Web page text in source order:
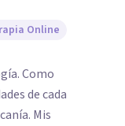
Online
Como
de cada
Mis